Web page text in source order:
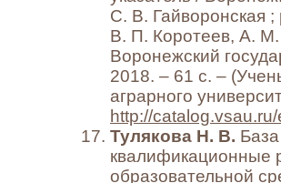
С. В. Гайворонская ;
В. П. Коротеев, А.
Воронежский
2018. – 61 с. –
аграрного
http://
Тулякова Н. В.
квалификационные
образовательной